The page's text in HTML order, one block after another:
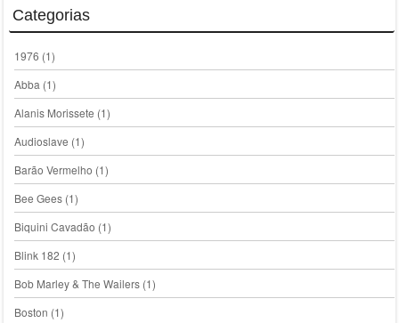
Categorias
1976 (1)
Abba(1)
Alanis Morissete (1)
Audioslave (1)
Barão Vermelho (1)
Bee Gees(1)
Biquini Cavadão (1)
Blink 182 (1)
Bob Marley & The Wailers(1)
Boston (1)